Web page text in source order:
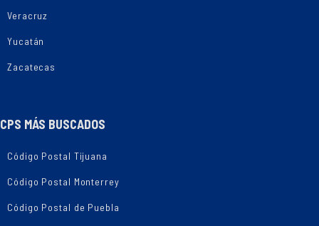
Veracruz
Yucatán
Zacatecas
CPS MÁS BUSCADOS
Código Postal Tijuana
Código Postal Monterrey
Código Postal de Puebla